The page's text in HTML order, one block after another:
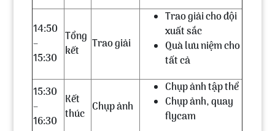
14:50
–
15:30
Tổng
kết
Trao giải
Trao giải cho đội
xuất sắc
Quà lưu niệm cho
tất cả
15:30
–
16:30
Kết
thúc Chụp ảnh
Chụp ảnh tập thể
Chụp ảnh, quay
flycam